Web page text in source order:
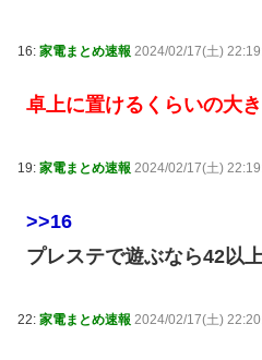
16: 家電まとめ速報 2024/02/17(土)
卓上に置けるくらいの大
19: 家電まとめ速報 2024/02/17(土)
>>16
プレステで遊ぶなら42以
22: 家電まとめ速報 2024/02/17(土)